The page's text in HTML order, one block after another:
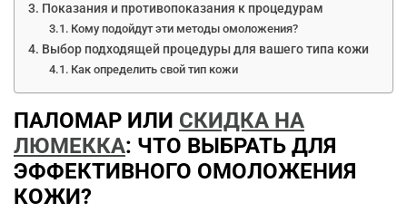
Показания и противопоказания к процедурам
Кому подойдут эти методы омоложения?
Выбор подходящей процедуры для вашего типа кожи
Как определить свой тип кожи
ПАЛОМАР ИЛИ СКИДКА НА
ЛЮМЕККА: ЧТО ВЫБРАТЬ ДЛЯ
ЭФФЕКТИВНОГО ОМОЛОЖЕНИЯ
КОЖИ?